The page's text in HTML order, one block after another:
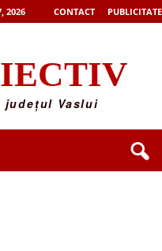
2026 CONTACT PUBLICITATE
Vaslui